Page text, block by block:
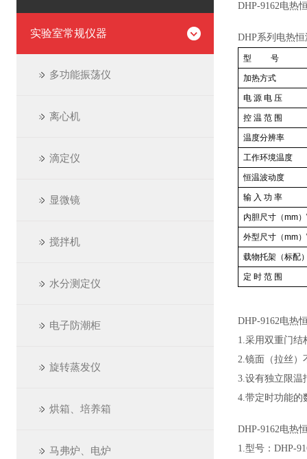
实验室常规仪器
多功能振荡仪
离心机
滴定仪
显微镜
搅拌机
水分测定仪
电子防潮柜
旋转蒸发仪
烘箱、培养箱
马弗炉、电炉
DHP-9162电热
DHP系列电热
型 号
加热方式
电 源 电 压
控 温 范 围
温度分辨率
工作环境温度
恒温波动度
输 入 功 率
内胆尺寸（mm
外型尺寸（mm
载物托架（标配
定 时 范 围
DHP-9162电热
1.采用双重门结
2.镜面（拉丝）
3.设有独立限温
4.带定时功能的
DHP-9162电热
1.型号：DHP-